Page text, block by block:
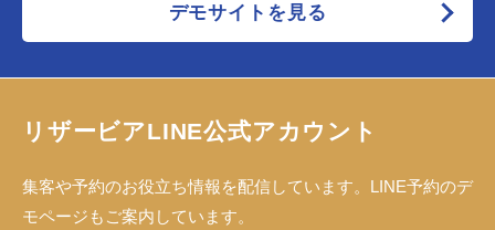
デモサイトを見る
リザービアLINE公式アカウント
集客や予約のお役立ち情報を配信しています。LINE予約のデ
モページもご案内しています。